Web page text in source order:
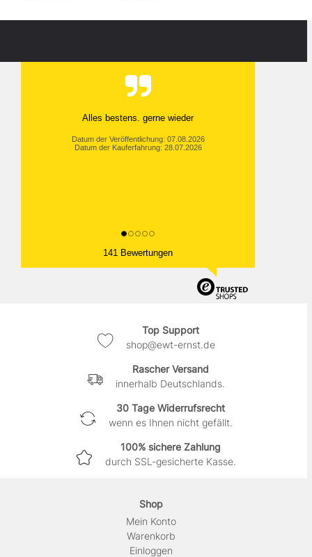
Alles bestens. gerne wieder
Datum der Veröffentlichung: 07.08.2026
Datum der Kauferfahrung: 28.07.2026
141 Bewertungen
Top Support
shop@ewt-ernst.de
Rascher Versand
innerhalb Deutschlands.
30 Tage Widerrufsrecht
wenn es Ihnen nicht gefällt.
100% sichere Zahlung
durch SSL-gesicherte Kasse.
Shop
Mein Konto
Warenkorb
Einloggen